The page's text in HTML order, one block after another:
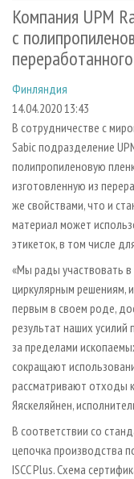
ЛЕСОПИЛЕНИЕ
СУШКА ДРЕВЕСИНЫ
ПРОИЗВОДСТВО
ДЕРЕВЯННОЕ
ПРОИЗВОДСТВО
БИОЭНЕРГЕТИКА
ЦБП
ИНСТРУМЕНТ И
НОВОСТИ
НОВОСТИ
ПРЕДПРИЯТИЯ
ЛЕСНЫЕ РЕГИОНЫ
ПЕРСОНЫ
МОБИЛЬНЫЕ
ПРИОРИТЕТНЫЕ
RUSSIAN
ГАЗЕТА
БИБЛИОТЕКА
АРХИВ ЖУРНАЛОВ
СТАТЬИ
О ЖУРНАЛЕ
ПОДПИСКА
КОНТАКТЫ
РЕКЛАМОДАТЕЛЯМ
РЕКЛАМА
РЕКЛАМА НА САЙТЕ
Компания UPM
с
Финляндия
14.04.2020 13:43
В сотрудничестве с
Sabic подразделение
полипропиленовую
изготовленную из
же свойствами, что и
материал может
этикеток, в том числе
«Мы рады участвовать
циркулярным решениям,
первым в своем роде,
результат наших
за пределами
сокращают
рассматривают отходы
Яяскеляйнен,
В соответствии со
цепочка производства
ISCC Plus. Схема